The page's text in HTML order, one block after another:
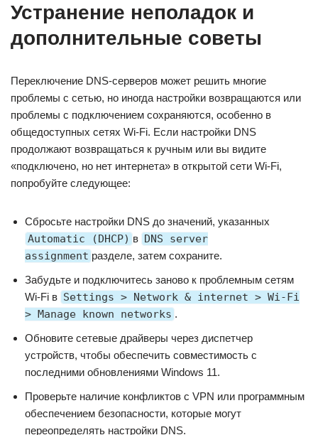
Устранение неполадок и
дополнительные советы
Переключение DNS-серверов может решить многие
проблемы с сетью, но иногда настройки возвращаются или
проблемы с подключением сохраняются, особенно в
общедоступных сетях Wi-Fi. Если настройки DNS
продолжают возвращаться к ручным или вы видите
«подключено, но нет интернета» в открытой сети Wi-Fi,
попробуйте следующее:
Сбросьте настройки DNS до значений, указанных
Automatic (DHCP) в DNS server
assignment разделе, затем сохраните.
Забудьте и подключитесь заново к проблемным сетям
Wi-Fi в Settings > Network & internet > Wi-Fi
> Manage known networks .
Обновите сетевые драйверы через диспетчер
устройств, чтобы обеспечить совместимость с
последними обновлениями Windows 11.
Проверьте наличие конфликтов с VPN или программным
обеспечением безопасности, которые могут
переопределять настройки DNS.